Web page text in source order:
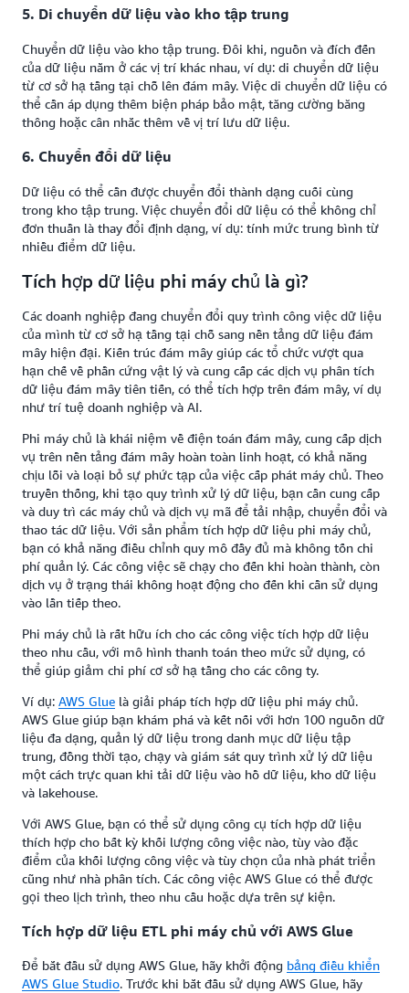
5. Di chuyển dữ liệu vào kho tập trung
Chuyển dữ liệu vào kho tập trung. Đôi khi, nguồn và đích đến
của dữ liệu nằm ở các vị trí khác nhau, ví dụ: di chuyển dữ liệu
từ cơ sở hạ tầng tại chỗ lên đám mây. Việc di chuyển dữ liệu có
thể cần áp dụng thêm biện pháp bảo mật, tăng cường băng
thông hoặc cân nhắc thêm về vị trí lưu dữ liệu.
6. Chuyển đổi dữ liệu
Dữ liệu có thể cần được chuyển đổi thành dạng cuối cùng
trong kho tập trung. Việc chuyển đổi dữ liệu có thể không chỉ
đơn thuần là thay đổi định dạng, ví dụ: tính mức trung bình từ
nhiều điểm dữ liệu.
Tích hợp dữ liệu phi máy chủ là gì?
Các doanh nghiệp đang chuyển đổi quy trình công việc dữ liệu
của mình từ cơ sở hạ tầng tại chỗ sang nền tảng dữ liệu đám
mây hiện đại. Kiến trúc đám mây giúp các tổ chức vượt qua
hạn chế về phần cứng vật lý và cung cấp các dịch vụ phân tích
dữ liệu đám mây tiên tiến, có thể tích hợp trên đám mây, ví dụ
như trí tuệ doanh nghiệp và AI.
Phi máy chủ là khái niệm về điện toán đám mây, cung cấp dịch
vụ trên nền tảng đám mây hoàn toàn linh hoạt, có khả năng
chịu lỗi và loại bỏ sự phức tạp của việc cấp phát máy chủ. Theo
truyền thống, khi tạo quy trình xử lý dữ liệu, bạn cần cung cấp
và duy trì các máy chủ và dịch vụ mã để tải nhập, chuyển đổi và
thao tác dữ liệu. Với sản phẩm tích hợp dữ liệu phi máy chủ,
bạn có khả năng điều chỉnh quy mô đầy đủ mà không tốn chi
phí quản lý. Các công việc sẽ chạy cho đến khi hoàn thành, còn
dịch vụ ở trạng thái không hoạt động cho đến khi cần sử dụng
vào lần tiếp theo.
Phi máy chủ là rất hữu ích cho các công việc tích hợp dữ liệu
theo nhu cầu, với mô hình thanh toán theo mức sử dụng, có
thể giúp giảm chi phí cơ sở hạ tầng cho các công ty.
Ví dụ: AWS Glue là giải pháp tích hợp dữ liệu phi máy chủ.
AWS Glue giúp bạn khám phá và kết nối với hơn 100 nguồn dữ
liệu đa dạng, quản lý dữ liệu trong danh mục dữ liệu tập
trung, đồng thời tạo, chạy và giám sát quy trình xử lý dữ liệu
một cách trực quan khi tải dữ liệu vào hồ dữ liệu, kho dữ liệu
và lakehouse.
Với AWS Glue, bạn có thể sử dụng công cụ tích hợp dữ liệu
thích hợp cho bất kỳ khối lượng công việc nào, tùy vào đặc
điểm của khối lượng công việc và tùy chọn của nhà phát triển
cũng như nhà phân tích. Các công việc AWS Glue có thể được
gọi theo lịch trình, theo nhu cầu hoặc dựa trên sự kiện.
Tích hợp dữ liệu ETL phi máy chủ với AWS Glue
Để bắt đầu sử dụng AWS Glue, hãy khởi động bảng điều khiển
AWS Glue Studio. Trước khi bắt đầu sử dụng AWS Glue, hãy